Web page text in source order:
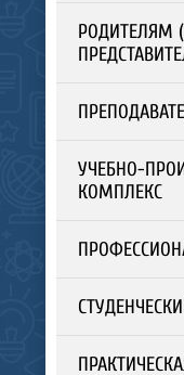
РОДИТЕЛЯМ
УЧЕБНО-
КОМПЛЕКС